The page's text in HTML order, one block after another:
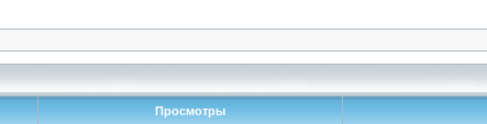
Просмотры